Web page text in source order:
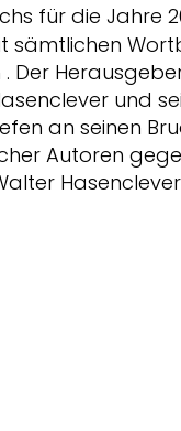
für die Jahre
und
an seinen
Autoren